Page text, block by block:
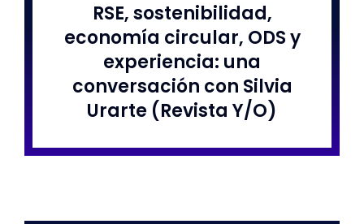
RSE, sostenibilidad,
economía circular, ODS y
experiencia: una
conversación con Silvia
Urarte (Revista Y/O)